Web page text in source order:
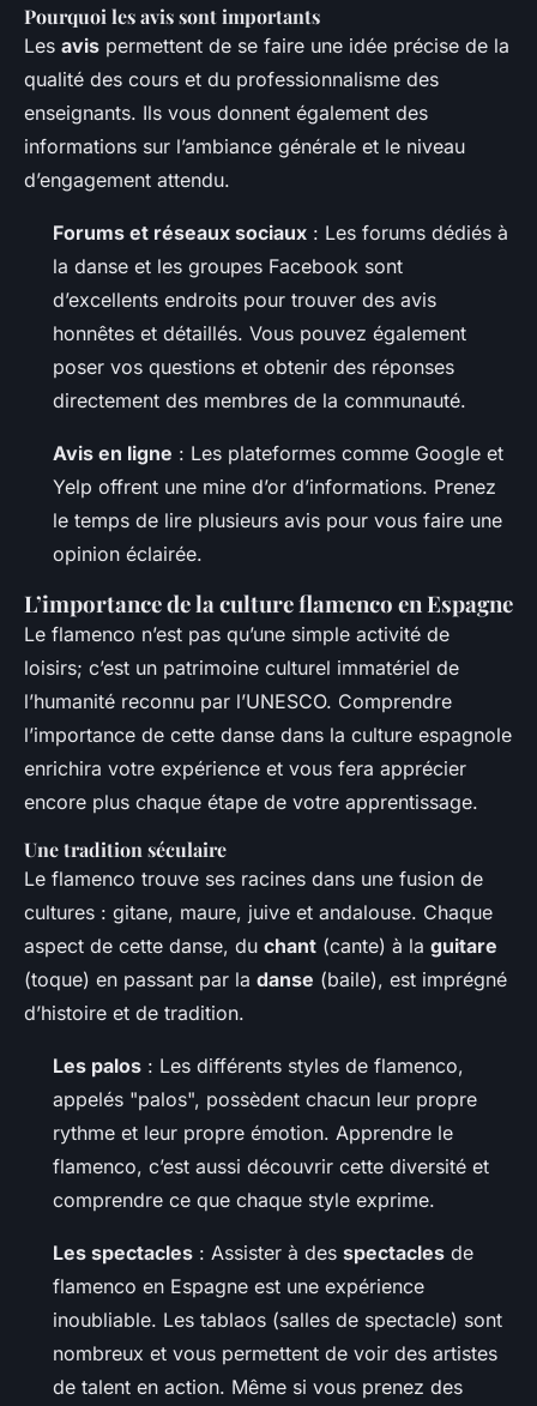
Pourquoi les avis sont importants
Les avis permettent de se faire une idée précise de la
qualité des cours et du professionnalisme des
enseignants. Ils vous donnent également des
informations sur l’ambiance générale et le niveau
d’engagement attendu.
Forums et réseaux sociaux : Les forums dédiés à
la danse et les groupes Facebook sont
d’excellents endroits pour trouver des avis
honnêtes et détaillés. Vous pouvez également
poser vos questions et obtenir des réponses
directement des membres de la communauté.
Avis en ligne : Les plateformes comme Google et
Yelp offrent une mine d’or d’informations. Prenez
le temps de lire plusieurs avis pour vous faire une
opinion éclairée.
L’importance de la culture flamenco en Espagne
Le flamenco n’est pas qu’une simple activité de
loisirs; c’est un patrimoine culturel immatériel de
l’humanité reconnu par l’UNESCO. Comprendre
l’importance de cette danse dans la culture espagnole
enrichira votre expérience et vous fera apprécier
encore plus chaque étape de votre apprentissage.
Une tradition séculaire
Le flamenco trouve ses racines dans une fusion de
cultures : gitane, maure, juive et andalouse. Chaque
aspect de cette danse, du chant (cante) à la guitare
(toque) en passant par la danse (baile), est imprégné
d’histoire et de tradition.
Les palos : Les différents styles de flamenco,
appelés "palos", possèdent chacun leur propre
rythme et leur propre émotion. Apprendre le
flamenco, c’est aussi découvrir cette diversité et
comprendre ce que chaque style exprime.
Les spectacles : Assister à des spectacles de
flamenco en Espagne est une expérience
inoubliable. Les tablaos (salles de spectacle) sont
nombreux et vous permettent de voir des artistes
de talent en action. Même si vous prenez des